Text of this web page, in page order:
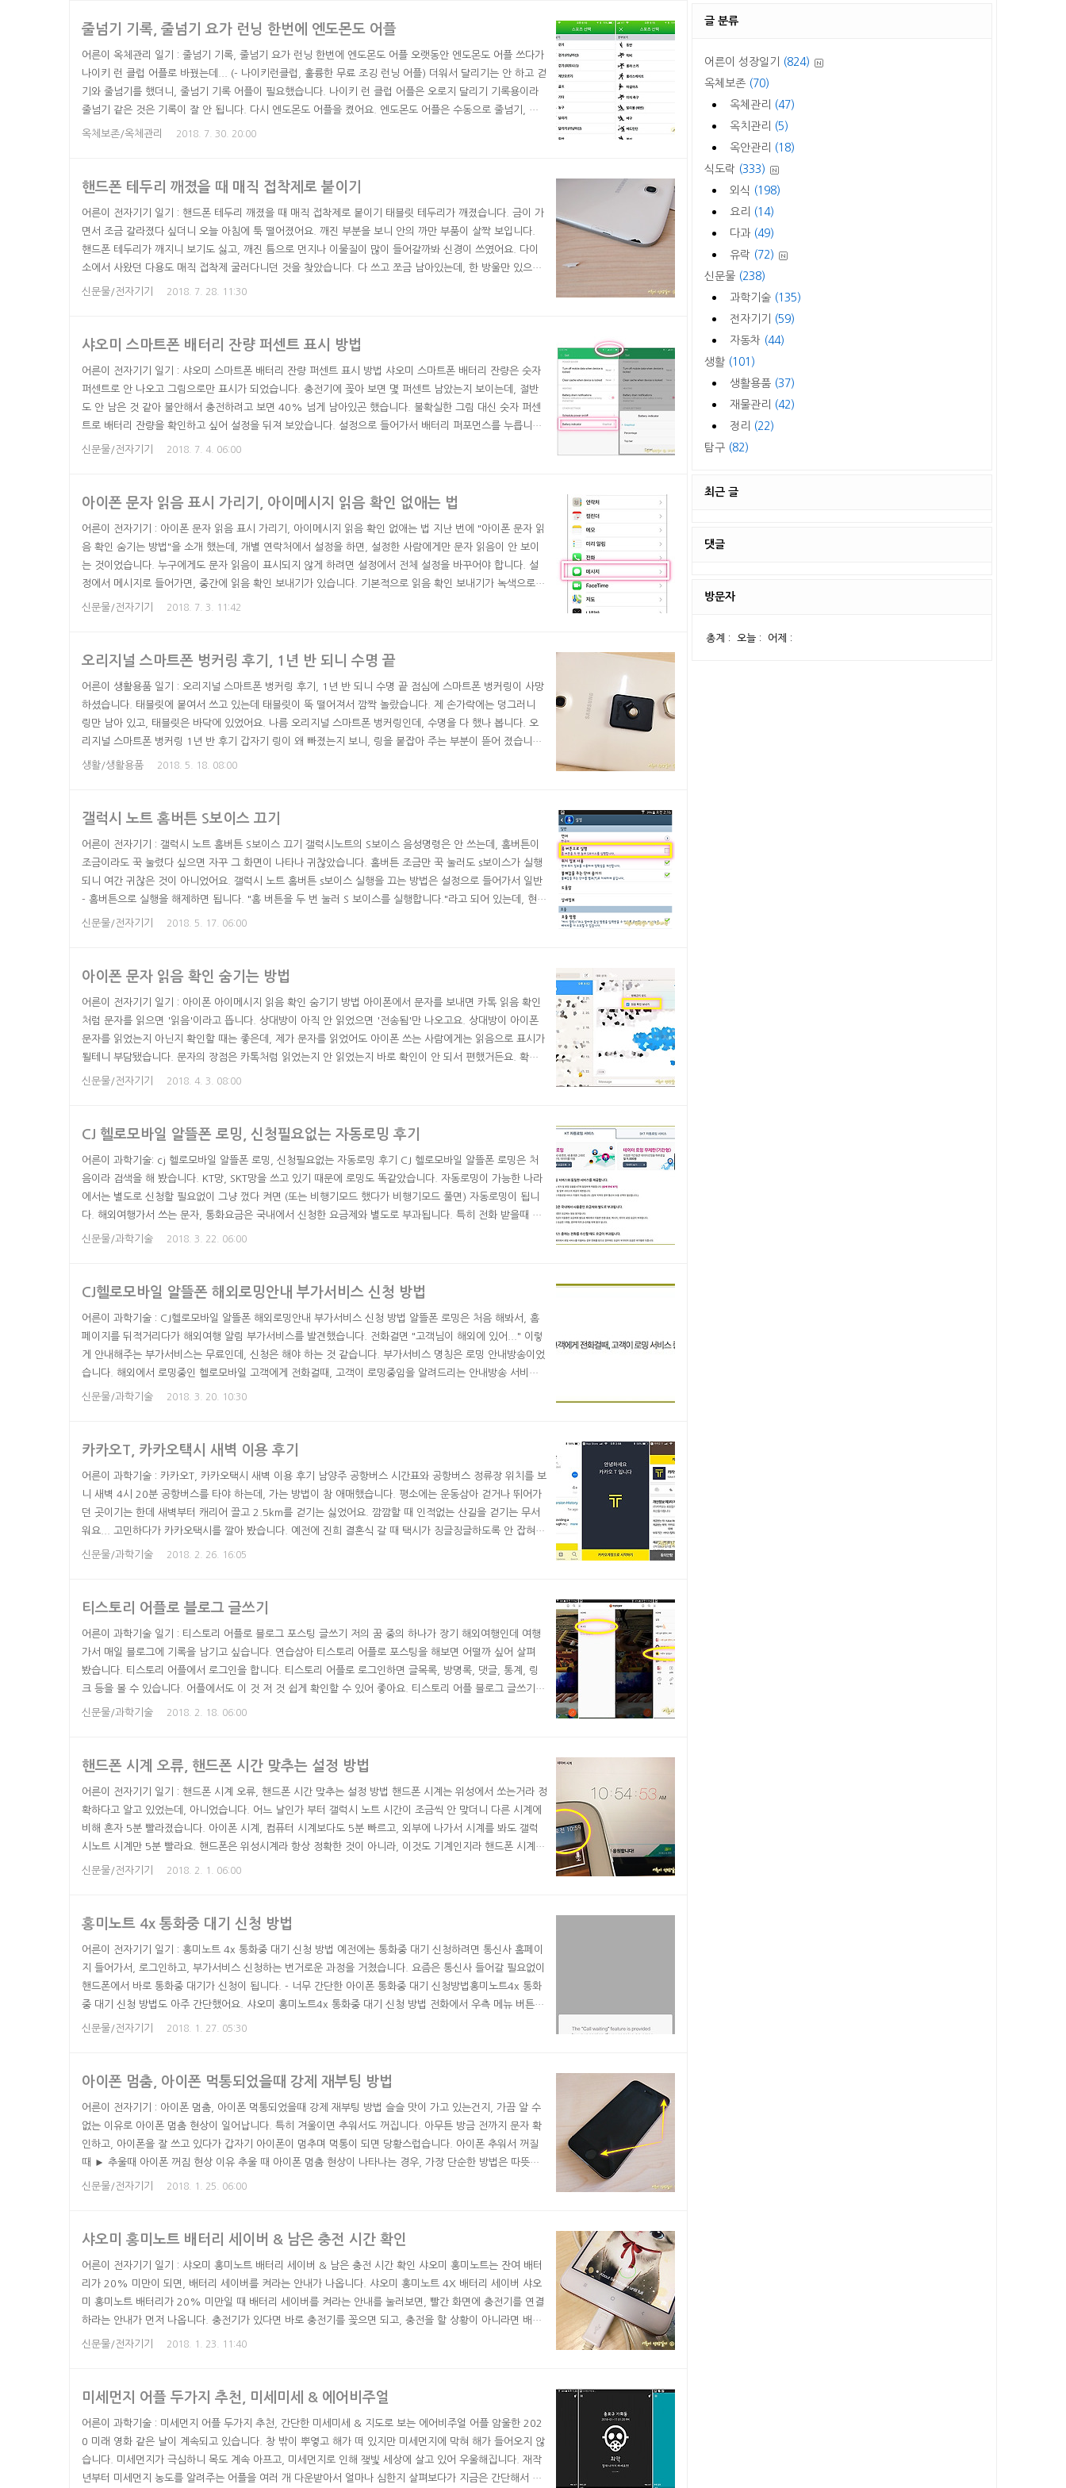
줄넘기 기록, 줄넘기 요가 런닝 한번에 엔도몬도 어플
어른이 옥체관리 일기 : 줄넘기 기록, 줄넘기 요가 런닝 한번에 엔도몬도 어플 오랫동안 엔도몬도 어플 쓰다가
나이키 런 클럽 어플로 바꿨는데... (- 나이키런클럽, 훌륭한 무료 조깅 런닝 어플) 더워서 달리기는 안 하고 걷
기와 줄넘기를 했더니, 줄넘기 기록 어플이 필요했습니다. 나이키 런 클럽 어플은 오로지 달리기 기록용이라
줄넘기 같은 것은 기록이 잘 안 됩니다. 다시 엔도몬도 어플을 켰어요. 엔도몬도 어플은 수동으로 줄넘기, 요
가 등을 기록할 수 있습니다. 엔도몬도 다양한 운동 기록 옵션 예전에는 일일이 운동 종류를 선택해서 입력하
옥체보존/옥체관리 2018. 7. 30. 20:00
핸드폰 테두리 깨졌을 때 매직 접착제로 붙이기
어른이 전자기기 일기 : 핸드폰 테두리 깨졌을 때 매직 접착제로 붙이기 태블릿 테두리가 깨졌습니다. 금이 가
면서 조금 갈라졌다 싶더니 오늘 아침에 툭 떨어졌어요. 깨진 부분을 보니 안의 까만 부품이 살짝 보입니다.
핸드폰 테두리가 깨지니 보기도 싫고, 깨진 틈으로 먼지나 이물질이 많이 들어갈까봐 신경이 쓰였어요. 다이
소에서 사왔던 다용도 매직 접착제 굴러다니던 것을 찾았습니다. 다 쓰고 쪼금 남아있는데, 한 방울만 있으면
되니 쪼금 남았어도 상관없습니다. 깨진 조각에 매직 접착제 본드를 발라 깨진 홈에 맞게 붙였습니다. 붙이고
신문물/전자기기 2018. 7. 28. 11:30
샤오미 스마트폰 배터리 잔량 퍼센트 표시 방법
어른이 전자기기 일기 : 샤오미 스마트폰 배터리 잔량 퍼센트 표시 방법 샤오미 스마트폰 배터리 잔량은 숫자
퍼센트로 안 나오고 그림으로만 표시가 되었습니다. 충전기에 꽂아 보면 몇 퍼센트 남았는지 보이는데, 절반
도 안 남은 것 같아 불안해서 충전하려고 보면 40% 넘게 남아있곤 했습니다. 불확실한 그림 대신 숫자 퍼센
트로 배터리 잔량을 확인하고 싶어 설정을 뒤져 보았습니다. 설정으로 들어가서 배터리 퍼포먼스를 누릅니다.
배터리 퍼포먼스에서 파워를 누르면 배터리 잔량, 배터리 세이버, 배터리 사용 등의 항목이 나오는데 우측 상
신문물/전자기기 2018. 7. 4. 06:00
아이폰 문자 읽음 표시 가리기, 아이메시지 읽음 확인 없애는 법
어른이 전자기기 : 아이폰 문자 읽음 표시 가리기, 아이메시지 읽음 확인 없애는 법 지난 번에 "아이폰 문자 읽
음 확인 숨기는 방법"을 소개 했는데, 개별 연락처에서 설정을 하면, 설정한 사람에게만 문자 읽음이 안 보이
는 것이었습니다. 누구에게도 문자 읽음이 표시되지 않게 하려면 설정에서 전체 설정을 바꾸어야 합니다. 설
정에서 메시지로 들어가면, 중간에 읽음 확인 보내기가 있습니다. 기본적으로 읽음 확인 보내기가 녹색으로
활성화 되어 있습니다. 이 부분을 끄면 더 이상 아이폰에서 아이폰으로 보낸 문자에 읽음 확인이 나오지 않습
신문물/전자기기 2018. 7. 3. 11:42
오리지널 스마트폰 벙커링 후기, 1년 반 되니 수명 끝
어른이 생활용품 일기 : 오리지널 스마트폰 벙커링 후기, 1년 반 되니 수명 끝 점심에 스마트폰 벙커링이 사망
하셨습니다. 태블릿에 붙여서 쓰고 있는데 태블릿이 뚝 떨어져서 깜짝 놀랐습니다. 제 손가락에는 덩그러니
링만 남아 있고, 태블릿은 바닥에 있었어요. 나름 오리지널 스마트폰 벙커링인데, 수명을 다 했나 봅니다. 오
리지널 스마트폰 벙커링 1년 반 후기 갑자기 링이 왜 빠졌는지 보니, 링을 붙잡아 주는 부분이 뜯어 졌습니다.
다시 끼워 넣으면 쓸 수 있을까 하고, 한 번 끼워 봤으나 이내 손가락에 링만 남은 채로 태블릿이 낙하해서 쓸
생활/생활용품 2018. 5. 18. 08:00
갤럭시 노트 홈버튼 S보이스 끄기
어른이 전자기기 : 갤럭시 노트 홈버튼 S보이스 끄기 갤럭시노트의 S보이스 음성명령은 안 쓰는데, 홈버튼이
조금이라도 꾹 눌렸다 싶으면 자꾸 그 화면이 나타나 귀찮았습니다. 홈버튼 조금만 꾹 눌러도 s보이스가 실행
되니 여간 귀찮은 것이 아니었어요. 갤럭시 노트 홈버튼 s보이스 실행을 끄는 방법은 설정으로 들어가서 일반
- 홈버튼으로 실행을 해제하면 됩니다. "홈 버튼을 두 번 눌러 S 보이스를 실행합니다."라고 되어 있는데, 현실
은 홈버튼을 두 번 누르지 않고 살짝 오래 누르기만 해도 s보이스가 막 실행이 되었습니다. 겔럭시 홈버튼 s보
신문물/전자기기 2018. 5. 17. 06:00
아이폰 문자 읽음 확인 숨기는 방법
어른이 전자기기 일기 : 아이폰 아이메시지 읽음 확인 숨기기 방법 아이폰에서 문자를 보내면 카톡 읽음 확인
처럼 문자를 읽으면 '읽음'이라고 뜹니다. 상대방이 아직 안 읽었으면 '전송됨'만 나오고요. 상대방이 아이폰
문자를 읽었는지 아닌지 확인할 때는 좋은데, 제가 문자를 읽었어도 아이폰 쓰는 사람에게는 읽음으로 표시가
될테니 부담됐습니다. 문자의 장점은 카톡처럼 읽었는지 안 읽었는지 바로 확인이 안 되서 편했거든요. 확인
한 뒤에 한가할 때 답장을 해도 덜 미안하고요. 그런데 카톡 마냥 읽음 표시가 되니, 읽고 바로 답을 못 보내면
신문물/전자기기 2018. 4. 3. 08:00
CJ 헬로모바일 알뜰폰 로밍, 신청필요없는 자동로밍 후기
어른이 과학기술: cj 헬로모바일 알뜰폰 로밍, 신청필요없는 자동로밍 후기 CJ 헬로모바일 알뜰폰 로밍은 처
음이라 검색을 해 봤습니다. KT망, SKT망을 쓰고 있기 때문에 로밍도 똑같았습니다. 자동로밍이 가능한 나라
에서는 별도로 신청할 필요없이 그냥 껐다 켜면 (또는 비행기모드 했다가 비행기모드 풀면) 자동로밍이 됩니
다. 해외여행가서 쓰는 문자, 통화요금은 국내에서 신청한 요금제와 별도로 부과됩니다. 특히 전화 받을때 돈
많이 나옵니다. 그래서 해외여행 중에 광고전화 오면 개짜증나지요. 데이터 로밍은 현지 유심이 훨씬 나았으
신문물/과학기술 2018. 3. 22. 06:00
CJ헬로모바일 알뜰폰 해외로밍안내 부가서비스 신청 방법
어른이 과학기술 : CJ헬로모바일 알뜰폰 해외로밍안내 부가서비스 신청 방법 알뜰폰 로밍은 처음 해봐서, 홈
페이지를 뒤적거리다가 해외여행 알림 부가서비스를 발견했습니다. 전화걸면 "고객님이 해외에 있어..." 이렇
게 안내해주는 부가서비스는 무료인데, 신청은 해야 하는 것 같습니다. 부가서비스 명칭은 로밍 안내방송이었
습니다. 해외에서 로밍중인 헬로모바일 고객에게 전화걸때, 고객이 로밍중임을 알려드리는 안내방송 서비스
라고 상세히 적혀 있습니다. 서비스 요금은 무료 입니다. 해외로밍안내 부가서비스 신청을 위해, 부가서비스
신문물/과학기술 2018. 3. 20. 10:30
카카오T, 카카오택시 새벽 이용 후기
어른이 과학기술 : 카카오T, 카카오택시 새벽 이용 후기 남양주 공항버스 시간표와 공항버스 정류장 위치를 보
니 새벽 4시 20분 공항버스를 타야 하는데, 가는 방법이 참 애매했습니다. 평소에는 운동삼아 걷거나 뛰어가
던 곳이기는 한데 새벽부터 캐리어 끌고 2.5km를 걷기는 싫었어요. 깜깜할 때 인적없는 산길을 걷기는 무서
워요... 고민하다가 카카오택시를 깔아 봤습니다. 예전에 진희 결혼식 갈 때 택시가 징글징글하도록 안 잡혀서
설치하다가 지나는 택시를 잡아 설치를 취소한 뒤로 그냥 길에서 잡아 타곤 했습니다. 택시 타면 대부분 차에
신문물/과학기술 2018. 2. 26. 16:05
티스토리 어플로 블로그 글쓰기
어른이 과학기술 일기 : 티스토리 어플로 블로그 포스팅 글쓰기 저의 꿈 중의 하나가 장기 해외여행인데 여행
가서 매일 블로그에 기록을 남기고 싶습니다. 연습삼아 티스토리 어플로 포스팅을 해보면 어떨까 싶어 살펴
봤습니다. 티스토리 어플에서 로그인을 합니다. 티스토리 어플로 로그인하면 글목록, 방명록, 댓글, 통계, 링
크 등을 볼 수 있습니다. 어플에서도 이 것 저 것 쉽게 확인할 수 있어 좋아요. 티스토리 어플 블로그 글쓰기
티스토리 어플 우측 하단에 있는 연필 모양 아이콘을 누르면 바로 글쓰기 창이 열렸습니다. 연습 삼아 제목을
신문물/과학기술 2018. 2. 18. 06:00
핸드폰 시계 오류, 핸드폰 시간 맞추는 설정 방법
어른이 전자기기 일기 : 핸드폰 시계 오류, 핸드폰 시간 맞추는 설정 방법 핸드폰 시계는 위성에서 쏘는거라 정
확하다고 알고 있었는데, 아니었습니다. 어느 날인가 부터 갤럭시 노트 시간이 조금씩 안 맞더니 다른 시계에
비해 혼자 5분 빨라졌습니다. 아이폰 시계, 컴퓨터 시계보다도 5분 빠르고, 외부에 나가서 시계를 봐도 갤럭
시노트 시계만 5분 빨라요. 핸드폰은 위성시계라 항상 정확한 것이 아니라, 이것도 기계인지라 핸드폰 시계
오류가 나네요. 핸드폰 시계가 5분 빨라졌어도 처음에는 괜찮았습니다. 집 시계도 5분~10분 빠르게 사는 한
신문물/전자기기 2018. 2. 1. 06:00
홍미노트 4x 통화중 대기 신청 방법
어른이 전자기기 일기 : 홍미노트 4x 통화중 대기 신청 방법 예전에는 통화중 대기 신청하려면 통신사 홈페이
지 들어가서, 로그인하고, 부가서비스 신청하는 번거로운 과정을 거쳤습니다. 요즘은 통신사 들어갈 필요없이
핸드폰에서 바로 통화중 대기가 신청이 됩니다. - 너무 간단한 아이폰 통화중 대기 신청방법홍미노트4x 통화
중 대기 신청 방법도 아주 간단했어요. 샤오미 홍미노트4x 통화중 대기 신청 방법 전화에서 우측 메뉴 버튼을
누르고, 설정으로 들어 갑니다. 전화 설정에서 call waiting 을 누르면 됩니다. 기본으로 통화중 대기가 꺼져
신문물/전자기기 2018. 1. 27. 05:30
아이폰 멈춤, 아이폰 먹통되었을때 강제 재부팅 방법
어른이 전자기기 : 아이폰 멈춤, 아이폰 먹통되었을때 강제 재부팅 방법 슬슬 맛이 가고 있는건지, 가끔 알 수
없는 이유로 아이폰 멈춤 현상이 일어납니다. 특히 겨울이면 추워서도 꺼집니다. 아무튼 방금 전까지 문자 확
인하고, 아이폰을 잘 쓰고 있다가 갑자기 아이폰이 멈추며 먹통이 되면 당황스럽습니다. 아이폰 추워서 꺼질
때 ► 추울때 아이폰 꺼짐 현상 이유 추울 때 아이폰 멈춤 현상이 나타나는 경우, 가장 단순한 방법은 따뜻하
게 해주는 것 입니다. 핫팩을 대준다거나 옷 안주머니에 넣고 따뜻하게 해주면 다시 켜집니다. 좀 더 안정적인
신문물/전자기기 2018. 1. 25. 06:00
샤오미 홍미노트 배터리 세이버 & 남은 충전 시간 확인
어른이 전자기기 일기 : 샤오미 홍미노트 배터리 세이버 & 남은 충전 시간 확인 샤오미 홍미노트는 잔여 배터
리가 20% 미만이 되면, 배터리 세이버를 켜라는 안내가 나옵니다. 샤오미 홍미노트 4X 배터리 세이버 샤오
미 홍미노트 배터리가 20% 미만일 때 배터리 세이버를 켜라는 안내를 눌러보면, 빨간 화면에 충전기를 연결
하라는 안내가 먼저 나옵니다. 충전기가 있다면 바로 충전기를 꽂으면 되고, 충전을 할 상황이 아니라면 배터
리 세이버를 켤 수도 있습니다. 이 화면에서 배터리를 몇 시간이나 썼는지 배터리 사용량 등을 볼 수 있어 편
신문물/전자기기 2018. 1. 23. 11:40
미세먼지 어플 두가지 추천, 미세미세 & 에어비주얼
어른이 과학기술 : 미세먼지 어플 두가지 추천, 간단한 미세미세 & 지도로 보는 에어비주얼 어플 암울한 202
0 미래 영화 같은 날이 계속되고 있습니다. 창 밖이 뿌옇고 해가 떠 있지만 미세먼지에 막혀 해가 들어오지 않
습니다. 미세먼지가 극심하니 목도 계속 아프고, 미세먼지로 인해 쟂빛 세상에 살고 있어 우울해집니다. 재작
년부터 미세먼지 농도를 알려주는 어플을 여러 개 다운받아서 얼마나 심한지 살펴보다가 지금은 간단해서 좋
글 분류
어른이 성장일기
(824)
옥체보존 (70)
옥체관리
(47)
옥치관리
(5)
옥안관리
(18)
식도락 (333)
외식 (198)
요리
(14)
다과 (49)
유락 (72)
신문물 (238)
과학기술 (135)
전자기기
(59)
자동차 (44)
생활 (101)
생활용품 (37)
재물관리
(42)
정리
(22)
탐구 (82)
최근 글
댓글
방문자
총계 : 오늘 : 어제 :